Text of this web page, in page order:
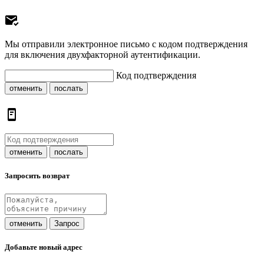
Мы отправили электронное письмо с кодом подтверждения
для включения двухфакторной аутентификации.
Код подтверждения
отменить послать
отменить послать
Запросить возврат
отменить Запрос
Добавьте новый адрес